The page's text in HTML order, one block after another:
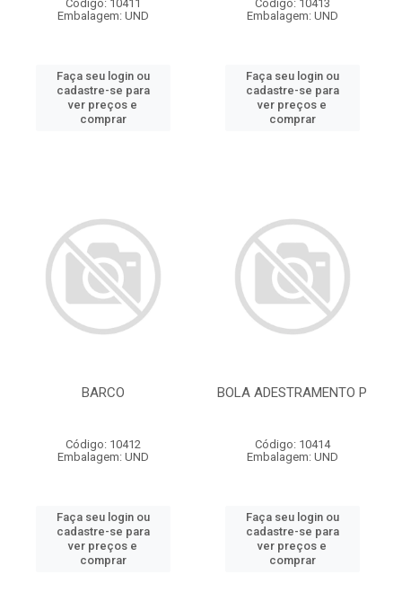
Código: 10411
Embalagem: UND
Faça seu login ou
cadastre-se para
ver preços e
comprar
Código: 10413
Embalagem: UND
Faça seu login ou
cadastre-se para
ver preços e
comprar
BARCO
Código: 10412
Embalagem: UND
Faça seu login ou
cadastre-se para
ver preços e
comprar
BOLA ADESTRAMENTO P
Código: 10414
Embalagem: UND
Faça seu login ou
cadastre-se para
ver preços e
comprar